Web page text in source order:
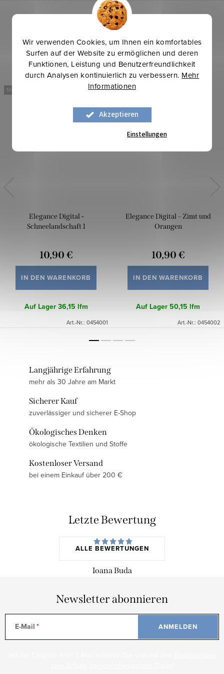
Wir verwenden Cookies, um Ihnen ein komfortables
Surfen auf der Website zu ermöglichen und deren
Funktionen, Leistung und Benutzerfreundlichkeit
durch Analysen kontinuierlich zu verbessern. Mehr
Informationen
Akzeptieren
Einstellungen
Mehr für weniger
Elegance Digital -
Schneelandschaft I
10,90 €
IN DEN WARENKORB
Auf Lager36,15 lfm
Art.-Nr.: 0454001
Mehr für weniger
Elegance Digital – Zimt und
Orangen
10,90 €
IN DEN WARENKORB
Auf Lager50,15 lfm
Art.-Nr.: 0454002
Langjährige Erfahrung
mehr als 30 Jahre am Markt
Sicherer Kauf
zuverlässiger und sicherer E-Shop
Ökologisches Denken
ökologische Textilien und Stoffe
Kostenloser Versand
bei einem Einkauf über 200 €
Letzte Bewertung
ALLE BEWERTUNGEN
Ioana Buda
Newsletter abonnieren
E-Mail ANMELDEN